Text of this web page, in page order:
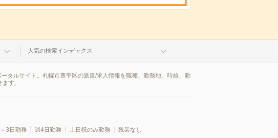
人気の検索インデックス
タルサイト。札幌市豊平区の派遣/求人情報を職種、勤務地、時給、勤
す。
3日勤務 週4日勤務 土日祝のみ勤務
残業なし